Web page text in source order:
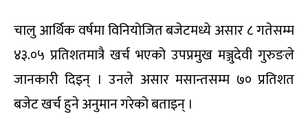
चालु आर्थिक वर्षमा विनियोजित बजेटमध्ये असार ८ गतेसम्म
४३.०५ प्रतिशतमात्रै खर्च भएको उपप्रमुख मञ्जुदेवी गुरुङले
जानकारी दिइन् । उनले असार मसान्तसम्म ७० प्रतिशत
बजेट खर्च हुने अनुमान गरेको बताइन् ।